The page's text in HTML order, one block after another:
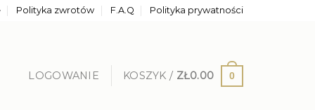
Polityka zwrotów F.A.Q Polityka prywatności
LOGOWANIE KOSZYK / ZŁ0.00 0